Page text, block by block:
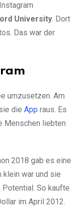
University. Dort
Das war der
umzusetzen. Am
die App raus. Es
Menschen liebten
2018 gab es eine
klein war und sie
Potential. So kaufte
im April 2012.